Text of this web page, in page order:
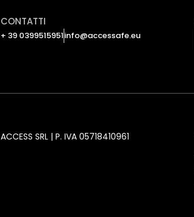
CONTATTI
+ 39 0399515951info@accessafe.eu
ACCESS SRL | P. IVA 05718410961